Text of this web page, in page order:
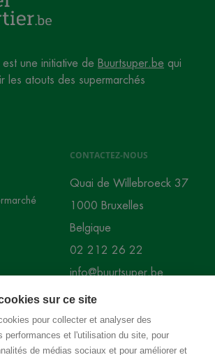
sur ce site
pour collecter et analyser des
performances et l'utilisation du site, pour
de médias sociaux et pour améliorer et
une initiative de Buurtsuper.be qui
les atouts des supermarchés
CONTACTEZ-NOUS
Quai de Willebroeck 37
1000 Bruxelles
Belgique
02 212 26 22
info@buurtsuper.be
Facebook